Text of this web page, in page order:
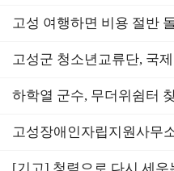
고성 여행하면 비용 절반
고성군 청소년교류단, 국
하학열 군수, 무더위쉼터
고성장애인자립지원사무